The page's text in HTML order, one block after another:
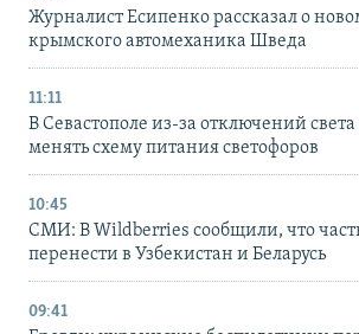
Журналист Есипенко рассказал о
крымского автомеханика Шведа
11:11
В Севастополе из-за отключений
менять схему питания светофоров
10:45
СМИ: В Wildberries сообщили, что
перенести в Узбекистан и Беларусь
09:41